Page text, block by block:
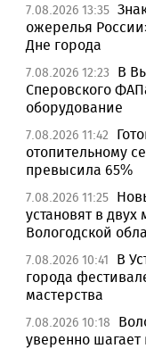
7.08.2026 13:35
ожерелья
Дне города
7.08.2026 12:23
В
Сперовского
оборудование
7.08.2026 11:42
отопительному
превысила 65%
7.08.2026 11:25
установят в
Вологодской
7.08.2026 10:41
В
города
мастерства
7.08.2026 10:18
уверенно